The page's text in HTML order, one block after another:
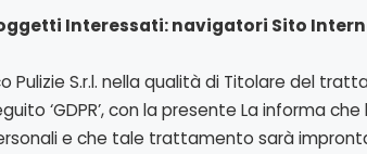
Interessati: navigatori Sito
Pulizie S.r.l. nella qualità di Titolare del
‘GDPR’, con la presente La informa
e che tale trattamento sarà